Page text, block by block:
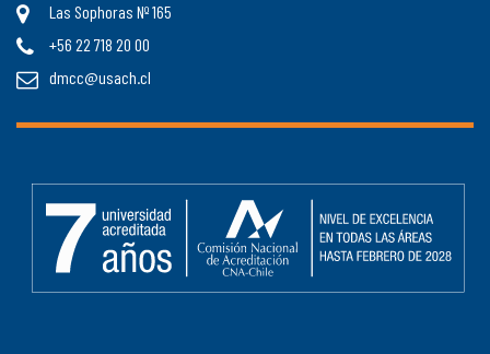
Las Sophoras Nº 165
+56 22 718 20 00
dmcc@usach.cl